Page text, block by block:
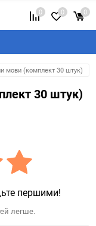
0 0 0
мови (комплект 30 штук)
30 штук)
першими!
легше.